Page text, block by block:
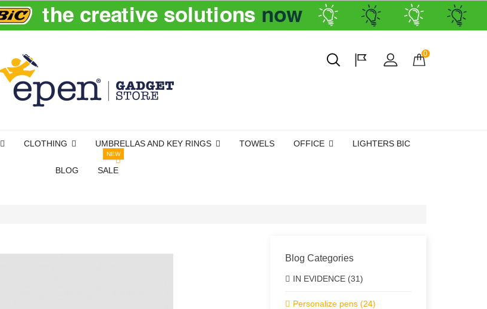
0
CLOTHING UMBRELLAS AND KEY RINGS TOWELS OFFICE LIGHTERS BIC
BLOG SALE
NEW
Blog Categories
IN EVIDENCE (31)
Personalize pens (24)